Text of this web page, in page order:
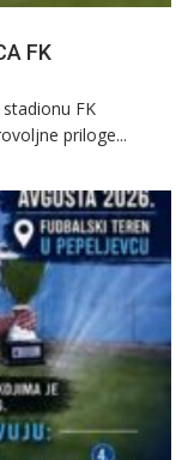
FK
FK
priloge...